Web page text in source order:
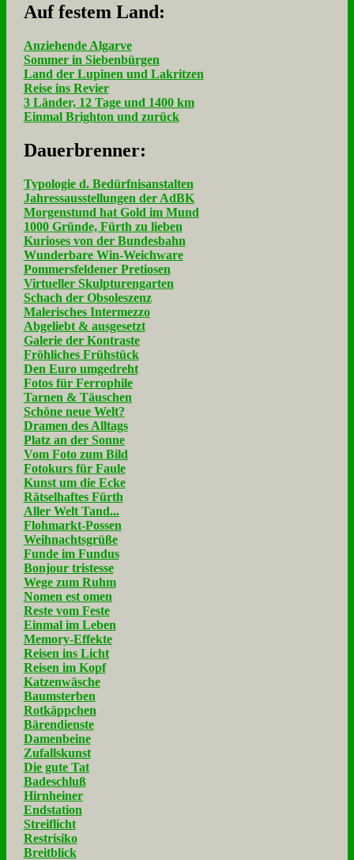
Auf fe­stem Land:
Anziehende Algarve
Sommer in Siebenbürgen
Land der Lupinen und Lakritzen
Reise ins Revier
3 Länder, 12 Tage und 1400 km
Einmal Brighton und zurück
Dau­er­bren­ner:
Typologie d. Bedürfnisanstalten
Jahressausstellungen der AdBK
Morgenstund hat Gold im Mund
1000 Gründe, Fürth zu lieben
Kurioses von der Bundesbahn
Wunderbare Win-Weichware
Pommersfeldener Pretiosen
Virtueller Skulpturengarten
Schach der Obsoleszenz
Malerisches Intermezzo
Abgeliebt & ausgesetzt
Galerie der Kontraste
Fröhliches Frühstück
Den Euro umgedreht
Fotos für Ferrophile
Tarnen & Täuschen
Schöne neue Welt?
Dramen des Alltags
Platz an der Sonne
Vom Foto zum Bild
Fotokurs für Faule
Kunst um die Ecke
Rätselhaftes Fürth
Aller Welt Tand...
Flohmarkt-Possen
Weihnachtsgrüße
Funde im Fundus
Bonjour tristesse
Wege zum Ruhm
Nomen est omen
Reste vom Feste
Einmal im Leben
Memory-Effekte
Reisen ins Licht
Reisen im Kopf
Katzenwäsche
Baumsterben
Rotkäppchen
Bärendienste
Damenbeine
Zufallskunst
Die gute Tat
Badeschluß
Hirnheiner
Endstation
Streiflicht
Restrisiko
Breitblick